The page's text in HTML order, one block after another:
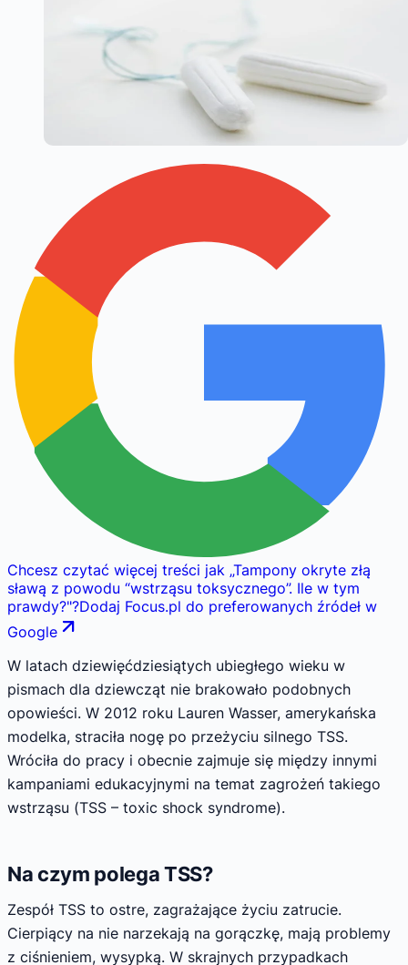
Chcesz czytać więcej treści jak „Tampony okryte złą
sławą z powodu “wstrząsu toksycznego”. Ile w tym
prawdy?"?Dodaj Focus.pl do preferowanych źródeł w
Google
W latach dziewięćdziesiątych ubiegłego wieku w
pismach dla dziewcząt nie brakowało podobnych
opowieści. W 2012 roku Lauren Wasser, amerykańska
modelka, straciła nogę po przeżyciu silnego TSS.
Wróciła do pracy i obecnie zajmuje się między innymi
kampaniami edukacyjnymi na temat zagrożeń takiego
wstrząsu (TSS – toxic shock syndrome).
Na czym polega TSS?
Zespół TSS to ostre, zagrażające życiu zatrucie.
Cierpiący na nie narzekają na gorączkę, mają problemy
z ciśnieniem, wysypką. W skrajnych przypadkach